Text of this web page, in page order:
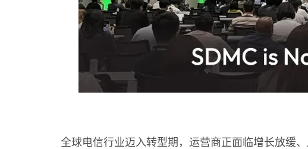
全球电信行业迈入转型期，运营商正面临增长放缓